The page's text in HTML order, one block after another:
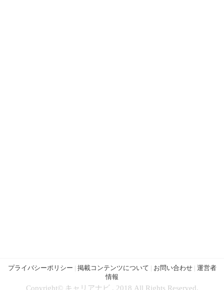
プライバシーポリシー | 掲載コンテンツについて | お問い合わせ| 運営者
情報
Copyright© キャリアナビ , 2018 All Rights Reserved.